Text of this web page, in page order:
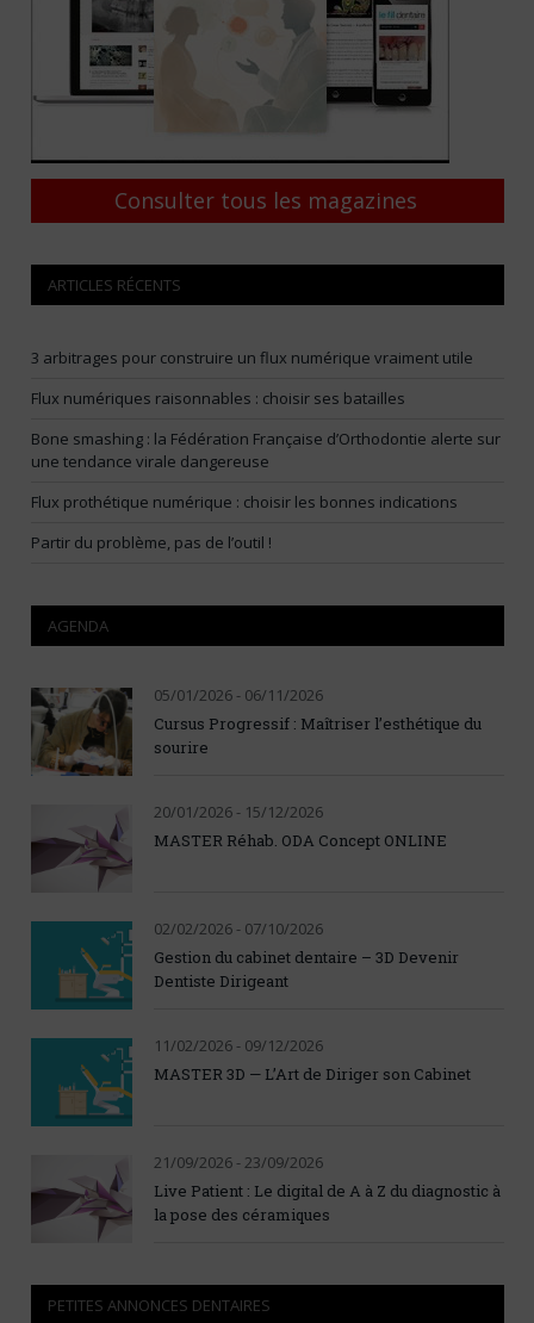
Consulter tous les magazines
ARTICLES RÉCENTS
3 arbitrages pour construire un flux numérique vraiment utile
Flux numériques raisonnables : choisir ses batailles
Bone smashing : la Fédération Française d’Orthodontie alerte sur
une tendance virale dangereuse
Flux prothétique numérique : choisir les bonnes indications
Partir du problème, pas de l’outil !
AGENDA
05/01/2026 - 06/11/2026
Cursus Progressif : Maîtriser l’esthétique du
sourire
20/01/2026 - 15/12/2026
MASTER Réhab. ODA Concept ONLINE
02/02/2026 - 07/10/2026
Gestion du cabinet dentaire – 3D Devenir
Dentiste Dirigeant
11/02/2026 - 09/12/2026
MASTER 3D — L’Art de Diriger son Cabinet
21/09/2026 - 23/09/2026
Live Patient : Le digital de A à Z du diagnostic à
la pose des céramiques
PETITES ANNONCES DENTAIRES